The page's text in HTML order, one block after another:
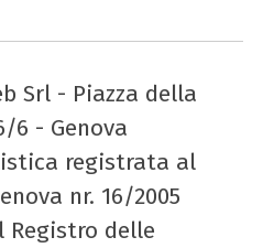
Srl - Piazza della
6 - Genova
registrata al
nr. 16/2005
Registro delle